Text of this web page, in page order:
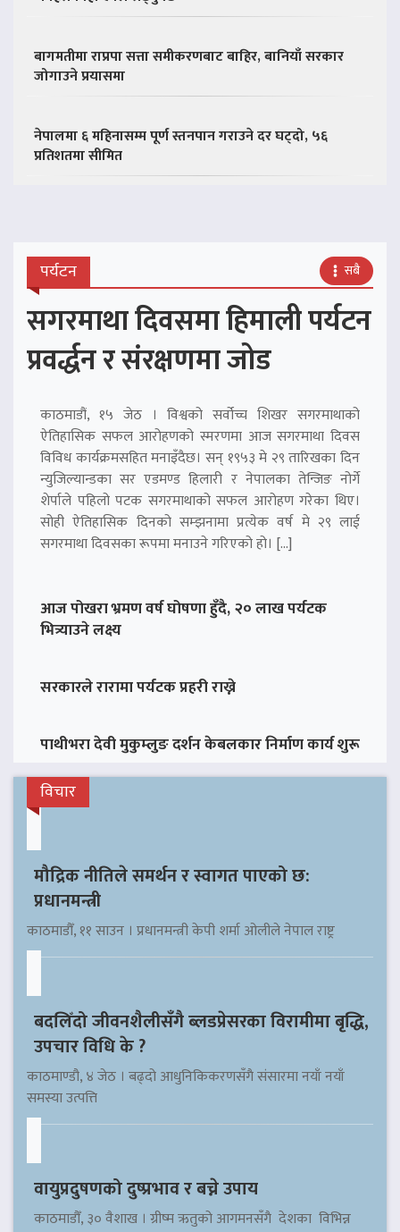
बागमतीमा राप्रपा सत्ता समीकरणबाट बाहिर, बानियाँ सरकार
जोगाउने प्रयासमा
नेपालमा ६ महिनासम्म पूर्ण स्तनपान गराउने दर घट्दो, ५६
प्रतिशतमा सीमित
पर्यटन सबै
सगरमाथा दिवसमा हिमाली पर्यटन
प्रवर्द्धन र संरक्षणमा जोड
काठमाडौं, १५ जेठ । विश्वको सर्वोच्च शिखर सगरमाथाको
ऐतिहासिक सफल आरोहणको स्मरणमा आज सगरमाथा दिवस
विविध कार्यक्रमसहित मनाइँदैछ। सन् १९५३ मे २९ तारिखका दिन
न्युजिल्यान्डका सर एडमण्ड हिलारी र नेपालका तेन्जिङ नोर्गे
शेर्पाले पहिलो पटक सगरमाथाको सफल आरोहण गरेका थिए।
सोही ऐतिहासिक दिनको सम्झनामा प्रत्येक वर्ष मे २९ लाई
सगरमाथा दिवसका रूपमा मनाउने गरिएको हो। […]
आज पोखरा भ्रमण वर्ष घोषणा हुँदै, २० लाख पर्यटक
भित्र्याउने लक्ष्य
सरकारले रारामा पर्यटक प्रहरी राख्ने
पाथीभरा देवी मुकुम्लुङ दर्शन केबलकार निर्माण कार्य शुरू
विचार
मौद्रिक नीतिले समर्थन र स्वागत पाएको छ:
प्रधानमन्त्री
काठमाडौँ, ११ साउन । प्रधानमन्त्री केपी शर्मा ओलीले नेपाल राष्ट्र
बदलिँदो जीवनशैलीसँगै ब्लडप्रेसरका विरामीमा बृद्धि,
उपचार विधि के ?
काठमाण्डौ, ४ जेठ । बढ्दो आधुनिकिकरणसँगै संसारमा नयाँ नयाँ
समस्या उत्पत्ति
वायुप्रदुषणको दुष्प्रभाव र बच्ने उपाय
काठमाडौँ, ३० वैशाख । ग्रीष्म ऋतुको आगमनसँगै देशका विभिन्न